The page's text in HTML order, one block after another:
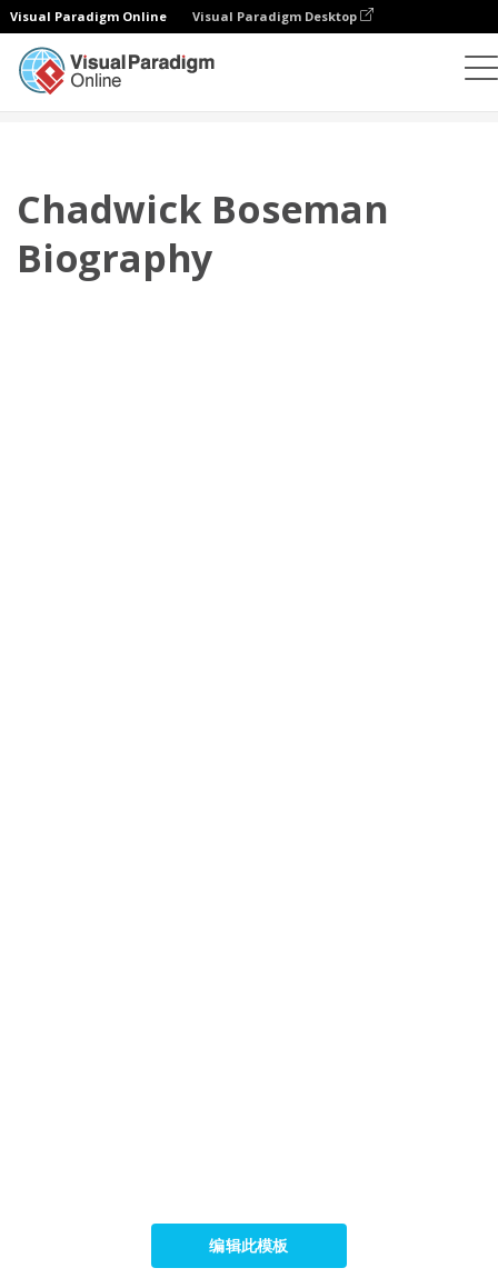
Visual Paradigm Online Visual Paradigm Desktop
Chadwick Boseman
Biography
编辑此模板